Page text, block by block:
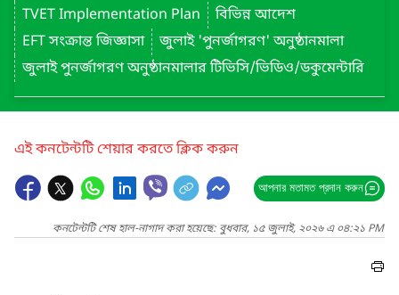
TVET Implementation Plan
বিভিন্ন আদেশ
EFT সংক্রান্ত জিজ্ঞাসা
জুলাই 'পুনর্জাগরণ' অনুষ্ঠানমালা
জুলাই পুনর্জাগরণ অনুষ্ঠানমালার টিভিসি/ভিডিও/ডকুমেন্টারি
এই কনটেন্টটি শেয়ার করতে ক্লিক করুন
আপনার মতামত প্রদান করুন
কনটেন্টটি শেষ হাল-নাগাদ করা হয়েছে: বুধবার, ১৫ জুলাই, ২০২৬ এ ০৪:২১ PM